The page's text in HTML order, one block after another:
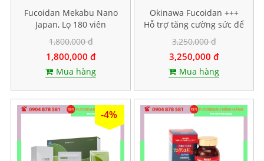
Fucoidan Mekabu Nano
Japan, Lọ 180 viên
1,800,000 đ
1,800,000 đ
Mua hàng
Okinawa Fucoidan +++
Hỗ trợ tăng cường sức để
kháng, Hộp 30 viên
3,250,000 đ
3,250,000 đ
Mua hàng
-4%